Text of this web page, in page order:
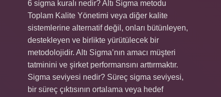
6 sigma kuralı nedir? Altı Sigma metodu
Toplam Kalite Yönetimi veya diğer kalite
sistemlerine alternatif değil, onları bütünleyen,
destekleyen ve birlikte yürütülecek bir
metodolojidir. Altı Sigma’nın amacı müşteri
tatminini ve şirket performansını arttırmaktır.
Sigma seviyesi nedir? Süreç sigma seviyesi,
bir süreç çıktısının ortalama veya hedef